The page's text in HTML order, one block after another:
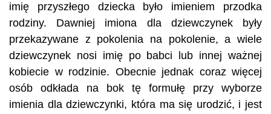
imię przyszłego dziecka było imieniem przodka
rodziny. Dawniej imiona dla dziewczynek były
przekazywane z pokolenia na pokolenie, a wiele
dziewczynek nosi imię po babci lub innej ważnej
kobiecie w rodzinie. Obecnie jednak coraz więcej
osób odkłada na bok tę formułę przy wyborze
imienia dla dziewczynki, która ma się urodzić, i jest